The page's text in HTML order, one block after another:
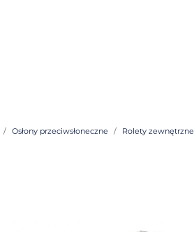
Osłony przeciwsłoneczne Rolety zewnętrzne